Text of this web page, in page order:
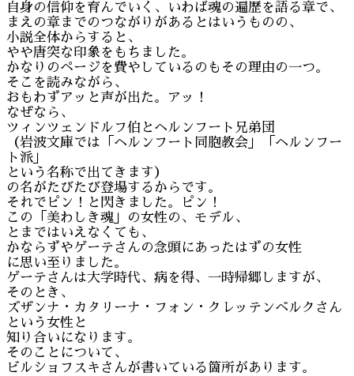
自身の信仰を育んでいく、いわば魂の遍歴を語る章で、
まえの章までのつながりがあるとはいうものの、
小説全体からすると、
やや唐突な印象をもちました。
かなりのページを費やしているのもその理由の一つ。
そこを読みながら、
おもわずアッと声が出た。アッ！
なぜなら、
ツィンツェンドルフ伯とヘルンフート兄弟団
（岩波文庫では「ヘルンフート同胞教会」「ヘルンフー
ト派」
という名称で出てきます）
の名がたびたび登場するからです。
それでピン！と閃きました。ピン！
この「美わしき魂」の女性の、モデル、
とまではいえなくても、
かならずやゲーテさんの念頭にあったはずの女性
に思い至りました。
ゲーテさんは大学時代、病を得、一時帰郷しますが、
そのとき、
ズザンナ・カタリーナ・フォン・クレッテンベルクさん
という女性と
知り合いになります。
そのことについて、
ビルショフスキさんが書いている箇所があります。